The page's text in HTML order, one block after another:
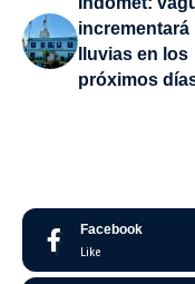
incrementará
lluvias en los
próximos
Facebook
Like